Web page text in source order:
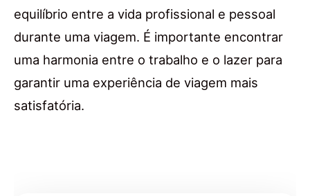
equilíbrio entre a vida profissional e pessoal
durante uma viagem. É importante encontrar
uma harmonia entre o trabalho e o lazer para
garantir uma experiência de viagem mais
satisfatória.